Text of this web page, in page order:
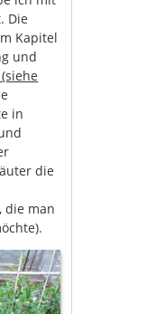
Die
Kapitel
und
(siehe
in
die
die man